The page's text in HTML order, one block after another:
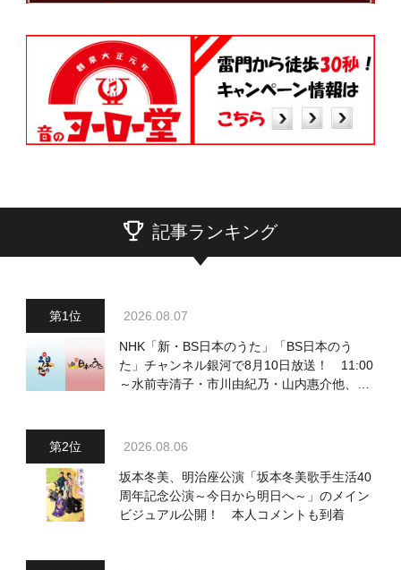
記事ランキング
2026.08.07
NHK「新・BS日本のうた」「BS日本のう
た」チャンネル銀河で8月10日放送！ 11:00
～水前寺清子・市川由紀乃・山内惠介他、
2026.08.06
坂本冬美、明治座公演「坂本冬美歌手生活40
周年記念公演～今日から明日へ～」のメイン
ビジュアル公開！ 本人コメントも到着